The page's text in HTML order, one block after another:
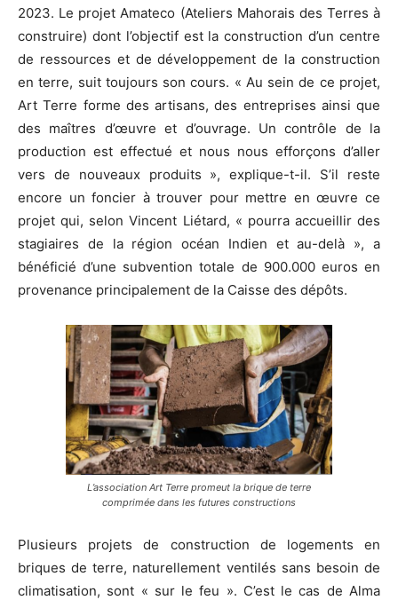
2023. Le projet Amateco (Ateliers Mahorais des Terres à
construire) dont l’objectif est la construction d’un centre
de ressources et de développement de la construction
en terre, suit toujours son cours. « Au sein de ce projet,
Art Terre forme des artisans, des entreprises ainsi que
des maîtres d’œuvre et d’ouvrage. Un contrôle de la
production est effectué et nous nous efforçons d’aller
vers de nouveaux produits », explique-t-il. S’il reste
encore un foncier à trouver pour mettre en œuvre ce
projet qui, selon Vincent Liétard, « pourra accueillir des
stagiaires de la région océan Indien et au-delà », a
bénéficié d’une subvention totale de 900.000 euros en
provenance principalement de la Caisse des dépôts.
L’association Art Terre promeut la brique de terre
comprimée dans les futures constructions
Plusieurs projets de construction de logements en
briques de terre, naturellement ventilés sans besoin de
climatisation, sont « sur le feu ». C’est le cas de Alma